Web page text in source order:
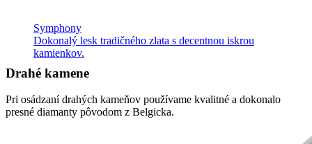
Symphony
Dokonalý lesk tradičného zlata s decentnou iskrou
kamienkov.
Drahé kamene
Pri osádzaní drahých kameňov používame kvalitné a dokonalo
presné diamanty pôvodom z Belgicka.